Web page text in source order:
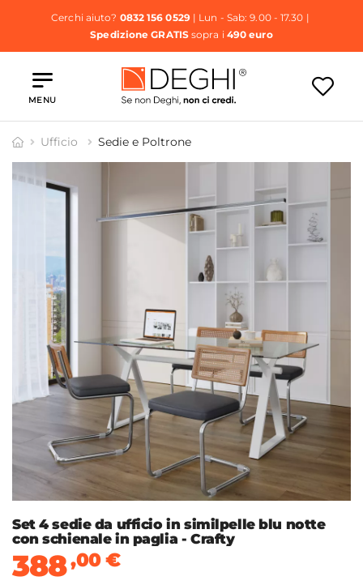
Cerchi aiuto? 0832 156 0529| Lun - Sab: 9.00 - 17.30 |
Spedizione GRATISsopra i 490 euro
MENU
Ufficio Sedie e Poltrone
Set 4 sedie da ufficio in similpelle blu notte
con schienale in paglia - Crafty
388,00€